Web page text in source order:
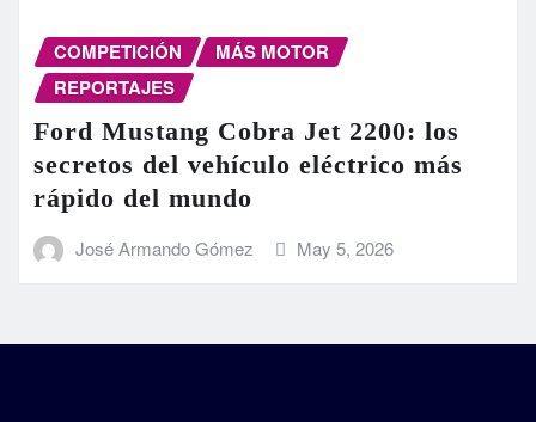
COMPETICIÓN
MÁS MOTOR
REPORTAJES
Ford Mustang Cobra Jet 2200: los
secretos del vehículo eléctrico más
rápido del mundo
José Armando Gómez May 5, 2026